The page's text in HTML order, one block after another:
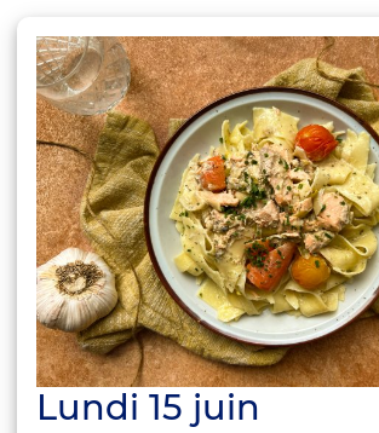
Lundi 15 juin